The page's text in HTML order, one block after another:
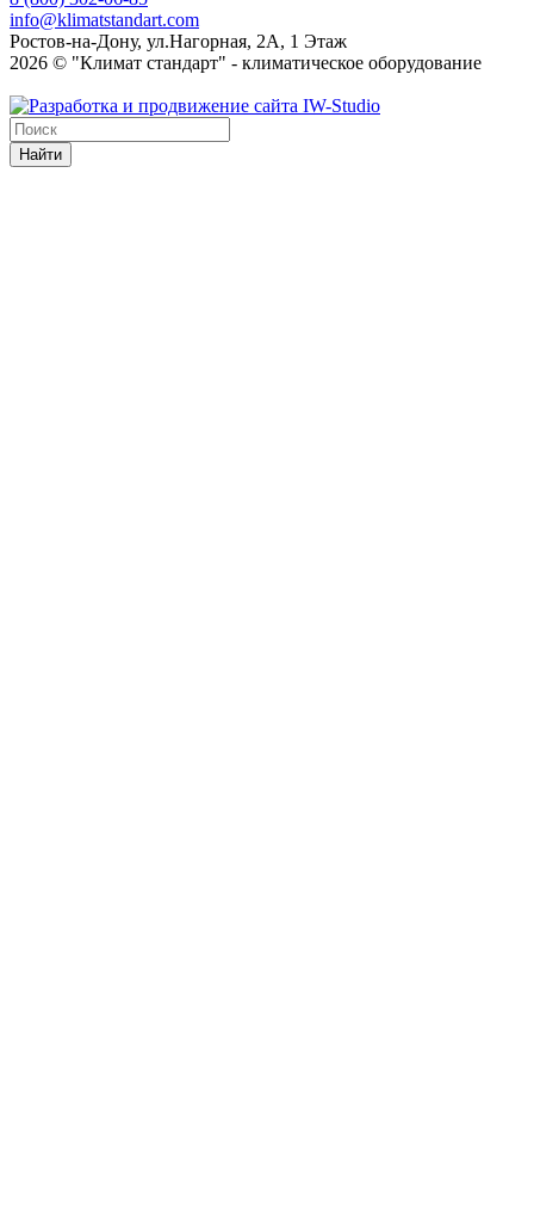
info@klimatstandart.com
Ростов-на-Дону, ул.Нагорная, 2А, 1 Этаж
2026 © "Климат стандарт" - климатическое оборудование
Найти